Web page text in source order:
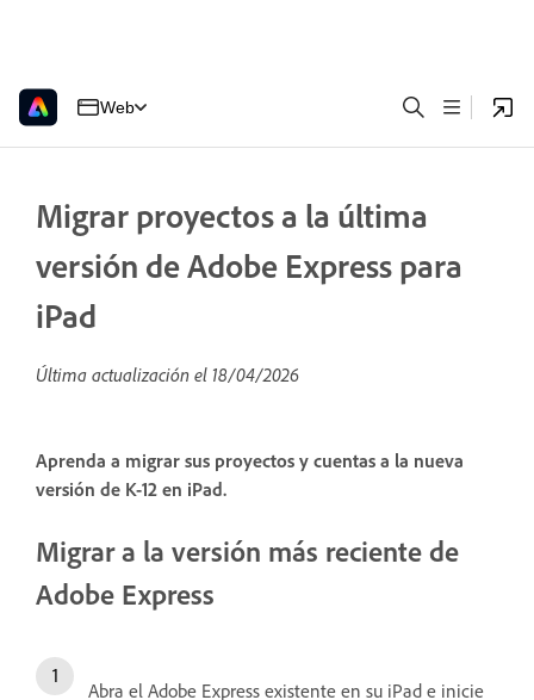
Web
Migrar proyectos a la última
versión de Adobe Express para
iPad
Última actualización el 18/04/2026
Aprenda a migrar sus proyectos y cuentas a la nueva
versión de K-12 en iPad.
Migrar a la versión más reciente de
Adobe Express
Abra el Adobe Express existente en su iPad e inicie